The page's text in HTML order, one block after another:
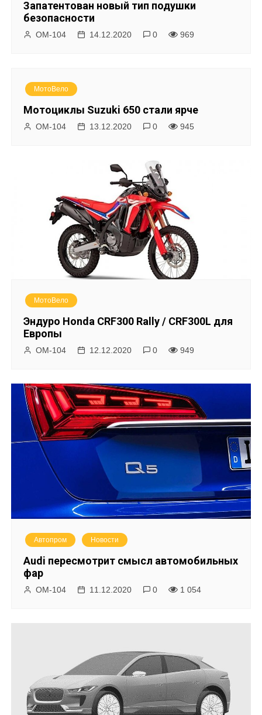
Запатентован новый тип подушки
безопасности
ОМ-104 14.12.2020 0 969
МотоВело
Мотоциклы Suzuki 650 стали ярче
ОМ-104 13.12.2020 0 945
МотоВело
Эндуро Honda CRF300 Rally / CRF300L для
Европы
ОМ-104 12.12.2020 0 949
Автопром Новости
Audi пересмотрит смысл автомобильных
фар
ОМ-104 11.12.2020 0 1 054